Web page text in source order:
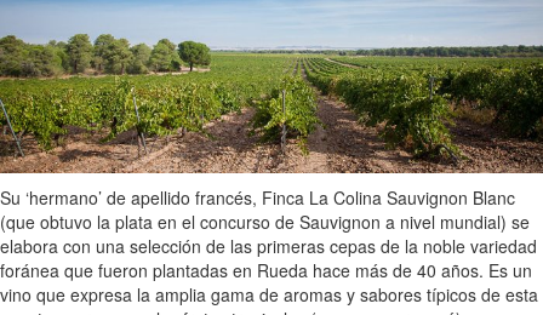
Su ‘hermano’ de apellido francés, Finca La Colina Sauvignon Blanc
(que obtuvo la plata en el concurso de Sauvignon a nivel mundial) se
elabora con una selección de las primeras cepas de la noble variedad
foránea que fueron plantadas en Rueda hace más de 40 años. Es un
vino que expresa la amplia gama de aromas y sabores típicos de esta